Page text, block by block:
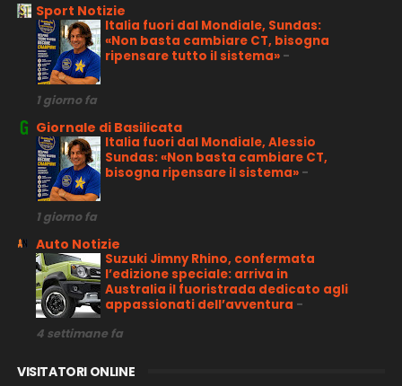
Sport Notizie
Italia fuori dal Mondiale, Sundas:
«Non basta cambiare CT, bisogna
ripensare tutto il sistema» -
1 giorno fa
Giornale di Basilicata
Italia fuori dal Mondiale, Alessio
Sundas: «Non basta cambiare CT,
bisogna ripensare il sistema» -
1 giorno fa
Auto Notizie
Suzuki Jimny Rhino, confermata
l’edizione speciale: arriva in
Australia il fuoristrada dedicato agli
appassionati dell’avventura -
4 settimane fa
VISITATORI ONLINE